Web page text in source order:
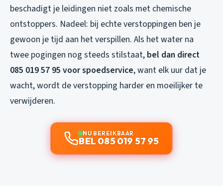
beschadigt je leidingen niet zoals met chemische
ontstoppers. Nadeel: bij echte verstoppingen ben je
gewoon je tijd aan het verspillen. Als het water na
twee pogingen nog steeds stilstaat, bel dan direct
085 019 57 95 voor spoedservice, want elk uur dat je
wacht, wordt de verstopping harder en moeilijker te
verwijderen.
NU BEREIKBAAR
BEL 085 019 57 95